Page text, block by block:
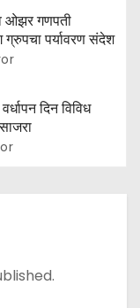
ओझर गणपती
ग्रुपचा पर्यावरण संदेश
दिन विविध